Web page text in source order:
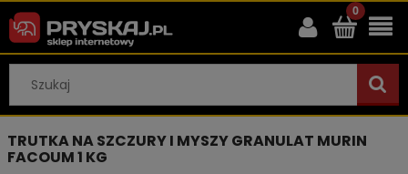
TRUTKA NA SZCZURY I MYSZY GRANULAT MURIN
FACOUM 1 KG